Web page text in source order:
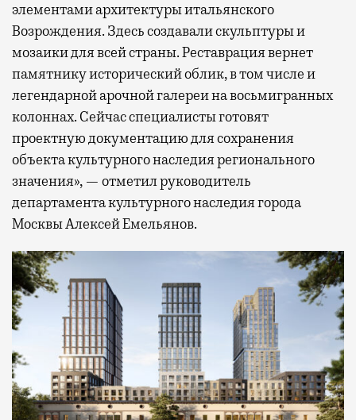
элементами архитектуры итальянского
Возрождения. Здесь создавали скульптуры и
мозаики для всей страны. Реставрация вернет
памятнику исторический облик, в том числе и
легендарной арочной галереи на восьмигранных
колоннах. Сейчас специалисты готовят
проектную документацию для сохранения
объекта культурного наследия регионального
значения», — отметил руководитель
департамента культурного наследия города
Москвы Алексей Емельянов.